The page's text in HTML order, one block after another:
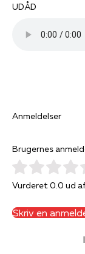
UDÅD
Anmeldelser
Brugernes
Vurderet 0.0 ud
Skriv en